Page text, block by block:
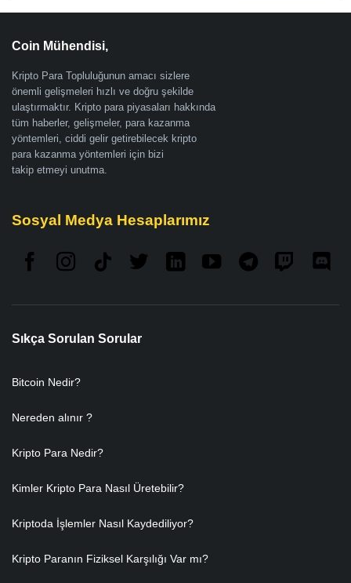
Coin Mühendisi,
Kripto Para Topluluğunun amacı sizlere
önemli gelişmeleri hızlı ve doğru şekilde
ulaştırmaktır. Kripto para piyasaları hakkında
tüm haberler, gelişmeler, para kazanma
yöntemleri, ciddi gelir getirebilecek kripto
para kazanma yöntemleri için bizi
takip etmeyi unutma.
Sosyal Medya Hesaplarımız
Sıkça Sorulan Sorular
Bitcoin Nedir?
Nereden alınır ?
Kripto Para Nedir?
Kimler Kripto Para Nasıl Üretebilir?
Kriptoda İşlemler Nasıl Kaydediliyor?
Kripto Paranın Fiziksel Karşılığı Var mı?